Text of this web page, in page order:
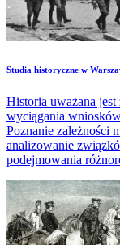
Studia historyczne w
Historia uważana
wyciągania
Poznanie zależności
analizowanie
podejmowania
zawodowych.